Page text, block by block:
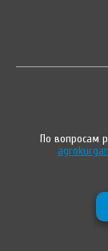
По вопросам